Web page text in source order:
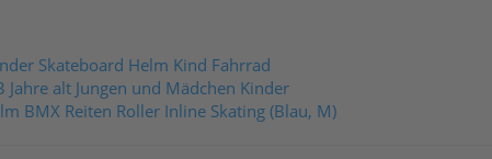
Skateboard Helm Kind Fahrrad
Jahre alt Jungen und Mädchen Kinder
BMX Reiten Roller Inline Skating (Blau, M)